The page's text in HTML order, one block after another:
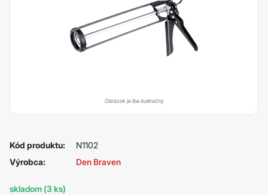
Obrázok je iba ilustračný
Kód produktu:
N1102
Výrobca:
Den Braven
skladom (3 ks)